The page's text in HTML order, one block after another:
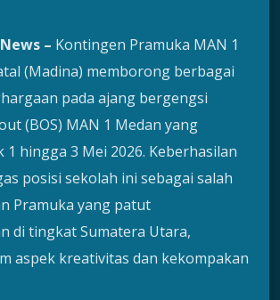
– Kontingen Pramuka MAN 1
(Madina) memborong berbagai
pada ajang bergengsi
(BOS) MAN 1 Medan yang
1 hingga 3 Mei 2026. Keberhasilan
posisi sekolah ini sebagai salah
Pramuka yang patut
di tingkat Sumatera Utara,
aspek kreativitas dan kekompakan